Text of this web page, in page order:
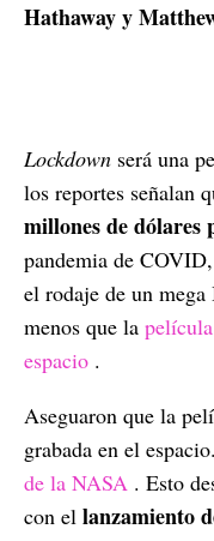
Hathaway y
Lockdown será una
los reportes señalan
millones de dólares
pandemia de
el rodaje de un
menos que la
espacio .
Aseguaron que la
grabada en el
de la NASA . Esto
con el lanzamiento